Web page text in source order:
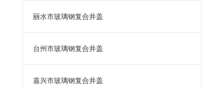
丽水市玻璃钢复合井盖
台州市玻璃钢复合井盖
嘉兴市玻璃钢复合井盖